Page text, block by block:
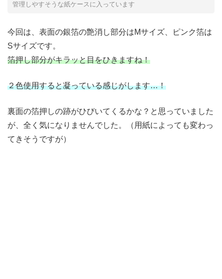
管理しやすそうな紙ケースに入っています
今回は、表面の銀箔の艶消し部分はMサイズ、ピンク箔は
Sサイズです。
箔押し部分がキラッと目をひきますね！
２色使用すると凝っている感じがします…！
裏面の箔押しの跡がひびいてくるかな？と思っていました
が、全く気になりませんでした。（用紙によっても変わっ
てきそうですが）